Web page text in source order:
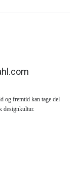
og fremtid kan tage del
designkultur.